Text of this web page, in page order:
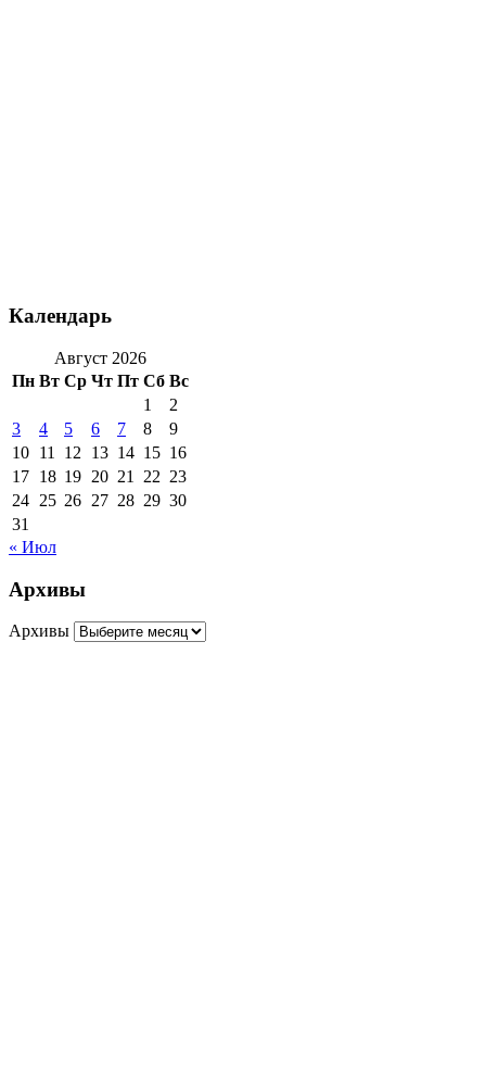
Календарь
Август 2026
Пн Вт Ср Чт Пт Сб Вс
1
2
3
4 5 6 7 8
9
10 11 12 13 14 15 16
17 18 19 20 21 22 23
24 25 26 27 28 29 30
31
« Июл
Архивы
Архивы